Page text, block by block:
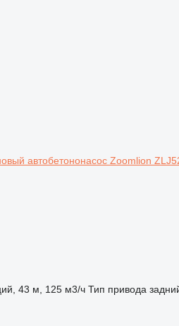
автобетононасос Zoomlion
43 м, 125 м3/ч Тип привода